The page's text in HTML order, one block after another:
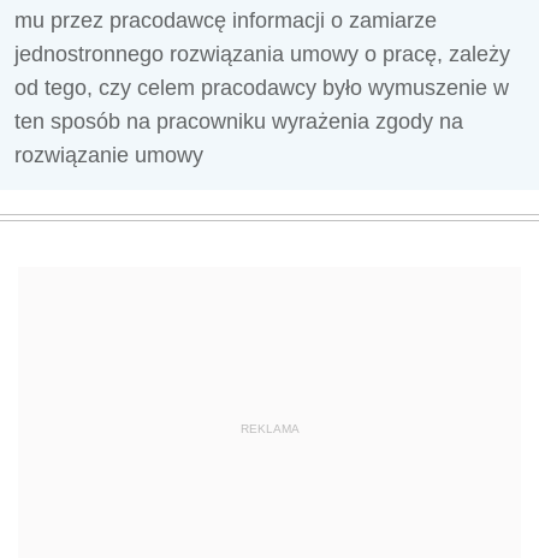
mu przez pracodawcę informacji o zamiarze
jednostronnego rozwiązania umowy o pracę, zależy
od tego, czy celem pracodawcy było wymuszenie w
ten sposób na pracowniku wyrażenia zgody na
rozwiązanie umowy
REKLAMA